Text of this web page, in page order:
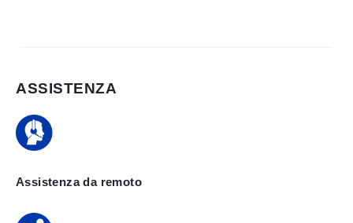
ASSISTENZA
Assistenza da remoto